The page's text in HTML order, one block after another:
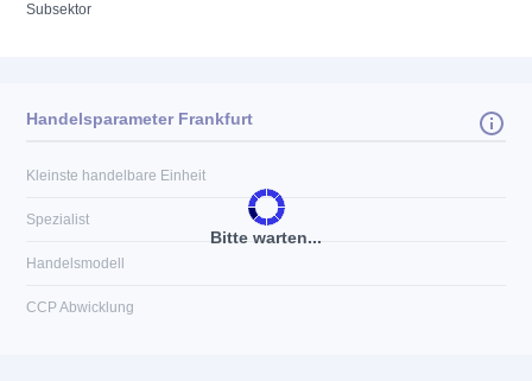
Subsektor
Bitte warten...
Handelsparameter Frankfurt
Kleinste handelbare Einheit
Spezialist
Handelsmodell
CCP Abwicklung